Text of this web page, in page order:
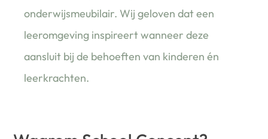
onderwijsmeubilair. Wij geloven dat een
leeromgeving inspireert wanneer deze
aansluit bij de behoeften van kinderen én
leerkrachten.